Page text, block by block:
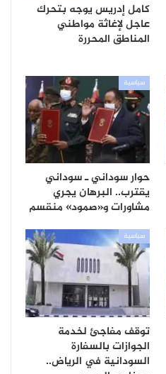
كامل إدريس يوجه بتحرك
عاجل لإغاثة مواطني
المناطق المحررة
سياسية
حوار سوداني ـ سوداني
يقترب.. البرهان يجري
مشاورات و«صمود» منقسم
سياسية
توقف مفاجئ لخدمة
الجوازات بالسفارة
السودانية في الرياض..